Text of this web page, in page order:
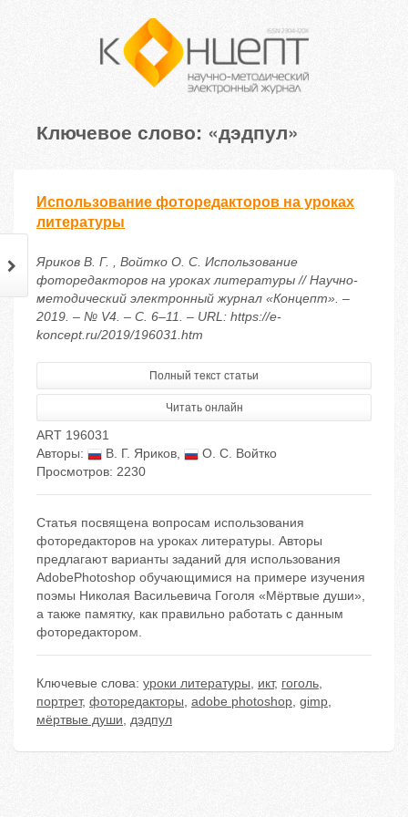
Ключевое слово: «дэдпул»
Использование фоторедакторов на уроках
литературы
Яриков В. Г. , Войтко О. С. Использование
фоторедакторов на уроках литературы // Научно-
методический электронный журнал «Концепт». –
2019. – № V4. – С. 6–11. – URL: https://e-
koncept.ru/2019/196031.htm
Полный текст статьи
Читать онлайн
ART 196031
Авторы:
В. Г. Яриков,
О. С. Войтко
Просмотров: 2230
Статья посвящена вопросам использования
фоторедакторов на уроках литературы. Авторы
предлагают варианты заданий для использования
AdobePhotoshop обучающимися на примере изучения
поэмы Николая Васильевича Гоголя «Мёртвые души»,
а также памятку, как правильно работать с данным
фоторедактором.
Ключевые слова: уроки литературы, икт, гоголь,
портрет, фоторедакторы, adobe photoshop, gimp,
мёртвые души, дэдпул